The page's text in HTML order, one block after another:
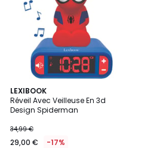
LEXIBOOK
Réveil Avec Veilleuse En 3d
Design Spiderman
34,99 €
29,00 € -17%